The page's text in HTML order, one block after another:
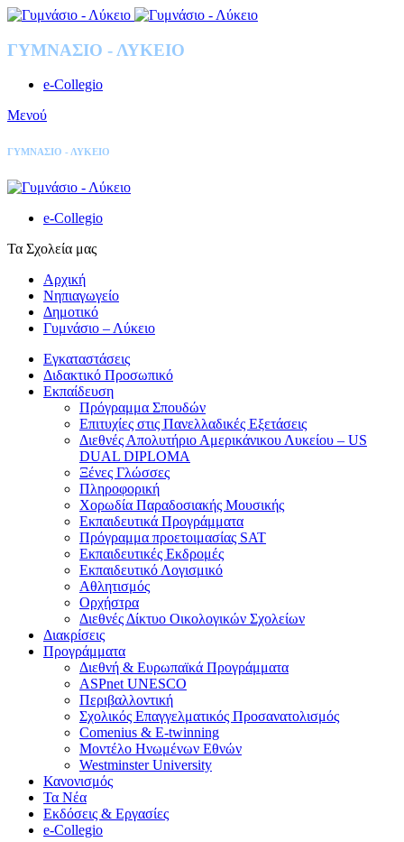
ΓΥΜΝΑΣΙΟ - ΛΥΚΕΙΟ
e-Collegio
Μενού
ΓΥΜΝΑΣΙΟ - ΛΥΚΕΙΟ
e-Collegio
Τα Σχολεία μας
Αρχική
Νηπιαγωγείο
Δημοτικό
Γυμνάσιο – Λύκειο
Εγκαταστάσεις
Διδακτικό Προσωπικό
Εκπαίδευση
Πρόγραμμα Σπουδών
Επιτυχίες στις Πανελλαδικές Εξετάσεις
Διεθνές Απολυτήριο Αμερικάνικου Λυκείου – US
DUAL DIPLOMA
Ξένες Γλώσσες
Πληροφορική
Χορωδία Παραδοσιακής Μουσικής
Εκπαιδευτικά Προγράμματα
Πρόγραμμα προετοιμασίας SAT
Εκπαιδευτικές Εκδρομές
Εκπαιδευτικό Λογισμικό
Αθλητισμός
Ορχήστρα
Διεθνές Δίκτυο Οικολογικών Σχολείων
Διακρίσεις
Προγράμματα
Διεθνή & Ευρωπαϊκά Προγράμματα
ASPnet UNESCO
Περιβαλλοντική
Σχολικός Επαγγελματικός Προσανατολισμός
Comenius & E-twinning
Μοντέλο Ηνωμένων Εθνών
Westminster University
Κανονισμός
Τα Νέα
Εκδόσεις & Εργασίες
e-Collegio